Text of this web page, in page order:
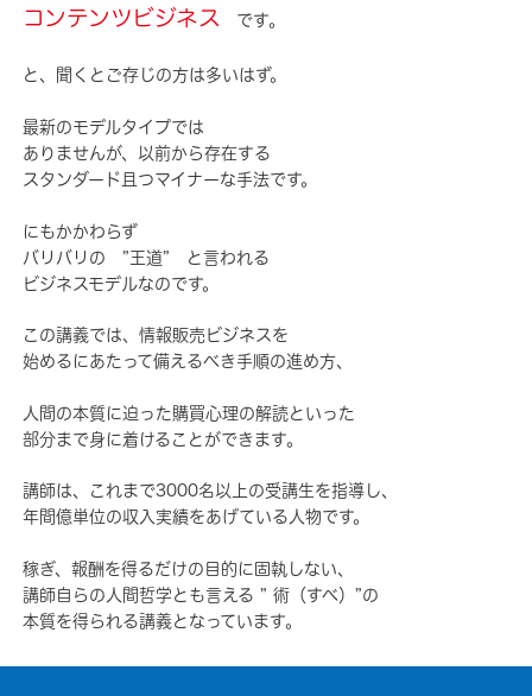
コンテンツビジネス です。
と、聞くとご存じの方は多いはず。
最新のモデルタイプでは
ありませんが、以前から存在する
スタンダード且つマイナーな手法です。
にもかかわらず
バリバリの ”王道” と言われる
ビジネスモデルなのです。
この講義では、情報販売ビジネスを
始めるにあたって備えるべき手順の進め方、
人間の本質に迫った購買心理の解読といった
部分まで身に着けることができます。
講師は、これまで3000名以上の受講生を指導し、
年間億単位の収入実績をあげている人物です。
稼ぎ、報酬を得るだけの目的に固執しない、
講師自らの人間哲学とも言える ” 術（すべ）”の
本質を得られる講義となっています。